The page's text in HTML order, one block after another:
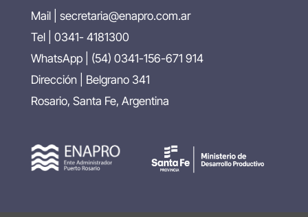
Mail | secretaria@enapro.com.ar
Tel | 0341- 4181300
WhatsApp | (54) 0341-156-671 914
Dirección | Belgrano 341
Rosario, Santa Fe, Argentina